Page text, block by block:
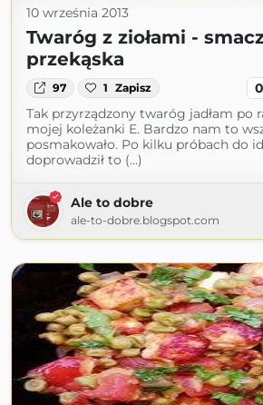
10 września 2013
Twaróg z ziołami -
przekąska
97 1 Zapisz 0
Tak przyrządzony twaróg jadłam po
mojej koleżanki E. Bardzo nam to
posmakowało. Po kilku próbach do
doprowadził to (...)
Ale to dobre
ale-to-dobre.blogspot.com